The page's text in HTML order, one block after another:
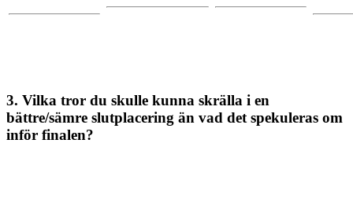
3. Vilka tror du skulle kunna skrälla i en
bättre/sämre slutplacering än vad det spekuleras om
inför finalen?